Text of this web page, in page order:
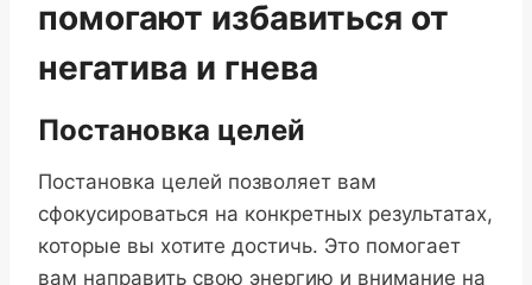
помогают избавиться от
негатива и гнева
Постановка целей
Постановка целей позволяет вам
сфокусироваться на конкретных результатах,
которые вы хотите достичь. Это помогает
вам направить свою энергию и внимание на